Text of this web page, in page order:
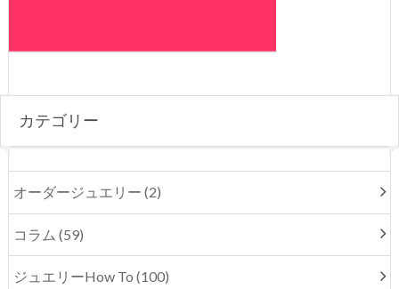
カテゴリー
オーダージュエリー (2)
コラム (59)
ジュエリーHow To (100)